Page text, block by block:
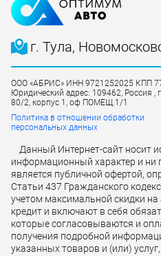
г. Тула,
ООО «АБРИС» ИНН 9721252025 КПП
Юридический адрес: 109462, Россия ,
80/2, корпус 1, оф ПОМЕЩ.1/1
Политика в отношении обработки
персональных данных
Данный Интернет-сайт носит
информационный характер и ни
является публичной офертой,
Статьи 437 Гражданского
учетом максимальной скидки на
кредит и включают в себя
которые согласовываются и
получения подробной
указанных товаров и (или)